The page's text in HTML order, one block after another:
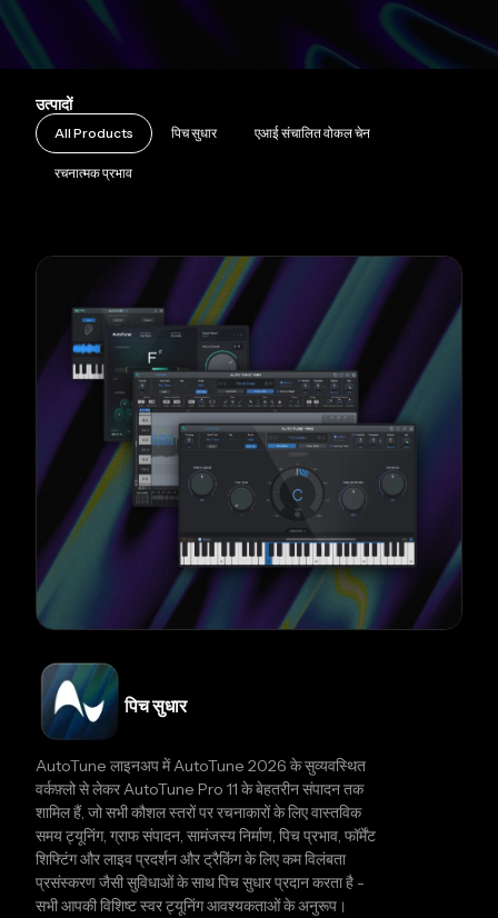
उत्पादों
All Products पिच सुधार एआई संचालित वोकल चेन
रचनात्मक प्रभाव
पिच सुधार
AutoTune लाइनअप में AutoTune 2026 के सुव्यवस्थित
वर्कफ़्लो से लेकर AutoTune Pro 11 के बेहतरीन संपादन तक
शामिल हैं, जो सभी कौशल स्तरों पर रचनाकारों के लिए वास्तविक
समय ट्यूनिंग, ग्राफ संपादन, सामंजस्य निर्माण, पिच प्रभाव, फॉर्मेंट
शिफ्टिंग और लाइव प्रदर्शन और ट्रैकिंग के लिए कम विलंबता
प्रसंस्करण जैसी सुविधाओं के साथ पिच सुधार प्रदान करता है -
सभी आपकी विशिष्ट स्वर ट्यूनिंग आवश्यकताओं के अनुरूप।